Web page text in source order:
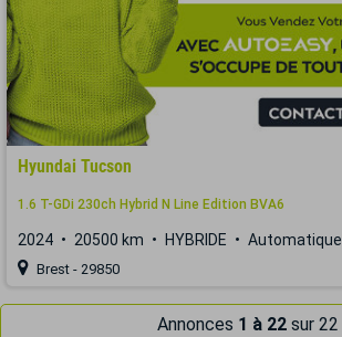
Hyundai Tucson
1.6 T-GDi 230ch Hybrid N Line Edition BVA6
2024 20500 km HYBRIDE Automatique
Brest - 29850
Annonces 1 à 22 sur 22